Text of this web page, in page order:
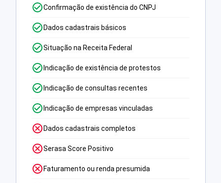
Confirmação de existência do CNPJ
Dados cadastrais básicos
Situação na Receita Federal
Indicação de existência de protestos
Indicação de consultas recentes
Indicação de empresas vinculadas
Dados cadastrais completos
Serasa Score Positivo
Faturamento ou renda presumida